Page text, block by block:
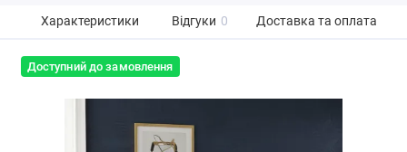
Характеристики Відгуки 0 Доставка та оплата
Доступний до замовлення